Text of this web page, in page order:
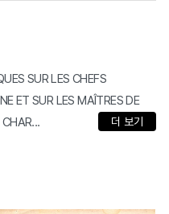
SUR LES CHEFS
ET SUR LES MAÎTRES DE
CHAR...
더 보기